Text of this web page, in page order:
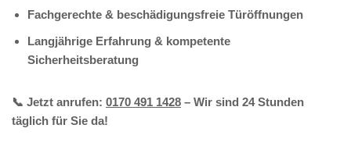
Fachgerechte & beschädigungsfreie Türöffnungen
Langjährige Erfahrung & kompetente
Sicherheitsberatung
📞 Jetzt anrufen: 0170 491 1428 – Wir sind 24 Stunden
täglich für Sie da!